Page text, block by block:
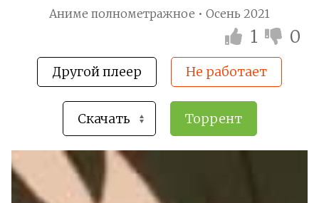
Аниме полнометражное • Осень 2021
1 0
Другой плеер Не работает
Торрент